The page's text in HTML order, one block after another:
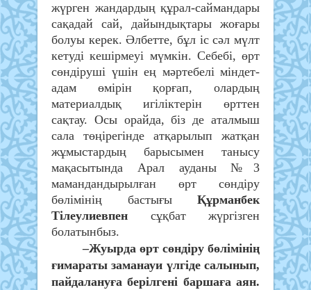
жүрген жандардың құрал-саймандары
сақадай сай, дайындықтары жоғары
болуы керек. Әлбетте, бұл іс сәл мүлт
кетуді кешірмеуі мүмкін. Себебі, өрт
сөндіруші үшін ең мәртебелі міндет-
адам өмірін қорғап, олардың
материалдық игіліктерін өрттен
сақтау. Осы орайда, біз де аталмыш
сала төңірегінде атқарылып жатқан
жұмыстардың барысымен танысу
мақасытында Арал ауданы №3
мамандандырылған өрт сөндіру
бөлімінің бастығы Құрманбек
Тілеулиевпен сұқбат жүргізген
болатынбыз.
–Жуырда өрт сөндіру бөлімінің
ғимараты заманауи үлгіде салынып,
пайдалануға берілгені баршаға аян.